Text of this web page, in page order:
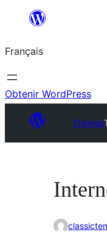
contenu
Français
Obtenir WordPress
Thèmes